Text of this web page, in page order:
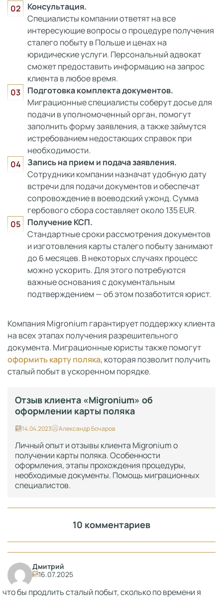
Консультация.
Специалисты компании ответят на все
интересующие вопросы о процедуре получения
сталего побыту в Польше и ценах на
юридические услуги. Персональный адвокат
сможет предоставить информацию на запрос
клиента в любое время.
Подготовка комплекта документов.
Миграционные специалисты соберут досье для
подачи в уполномоченный орган, помогут
заполнить форму заявления, а также займутся
истребованием недостающих справок при
необходимости.
Записьна прием и подача заявления.
Сотрудники компании назначат удобную дату
встречи для подачи документов и обеспечат
сопровождение в воеводский ужонд. Сумма
гербового сбора составляет около 135 EUR.
Получение КСП.
Стандартные сроки рассмотрения документов
и изготовления карты сталего побыту занимают
до 6 месяцев. В некоторых случаях процесс
можно ускорить. Для этого потребуются
важные основания с документальным
подтверждением — об этом позаботится юрист.
Компания Migronium гарантирует поддержку клиента
на всех этапах получения разрешительного
документа. Миграционные юристы также помогут
оформить карту поляка, которая позволит получить
сталый побыт в ускоренном порядке.
Отзыв клиента «Migronium» об
оформлении карты поляка
14.04.2023 Александр Бочаров
Личный опыт и отзывы клиента Migronium о
получении карты поляка. Особенности
оформления, этапы прохождения процедуры,
необходимые документы. Помощь миграционных
специалистов.
10 комментариев
Дмитрий
16.07.2025
что бы продлить сталый побыт, сколько по времени я